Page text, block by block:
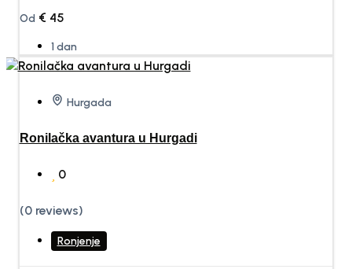
Od € 45
1 dan
Hurgada
Ronilačka avantura u Hurgadi
0
(0 reviews)
Ronjenje